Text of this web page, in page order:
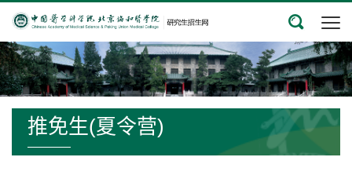
推免生(夏令营)